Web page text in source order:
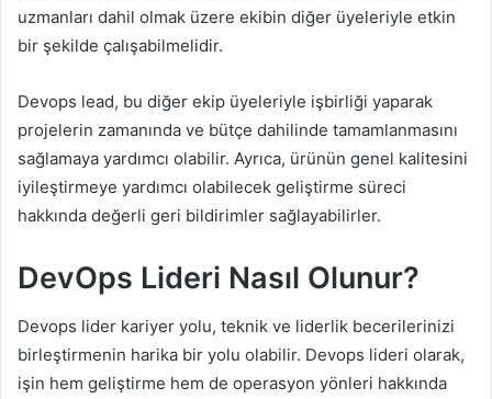
uzmanları dahil olmak üzere ekibin diğer üyeleriyle etkin
bir şekilde çalışabilmelidir.
Devops lead, bu diğer ekip üyeleriyle işbirliği yaparak
projelerin zamanında ve bütçe dahilinde tamamlanmasını
sağlamaya yardımcı olabilir. Ayrıca, ürünün genel kalitesini
iyileştirmeye yardımcı olabilecek geliştirme süreci
hakkında değerli geri bildirimler sağlayabilirler.
DevOps Lideri Nasıl Olunur?
Devops lider kariyer yolu, teknik ve liderlik becerilerinizi
birleştirmenin harika bir yolu olabilir. Devops lideri olarak,
işin hem geliştirme hem de operasyon yönleri hakkında